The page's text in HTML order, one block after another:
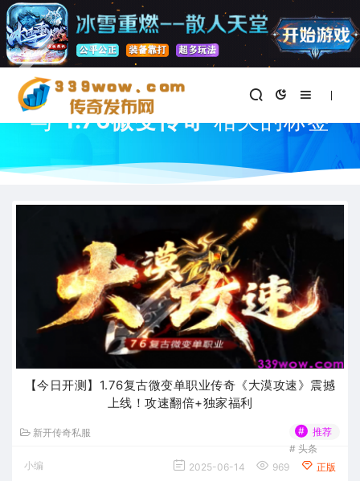
首页
与"1.76微变传奇"相关的标签
【今日开测】1.76复古微变单职业传奇《大漠攻速》震撼
上线！攻速翻倍+独家福利
新开传奇私服 #
推荐
# 头条
小编
2025-06-14 969 正版